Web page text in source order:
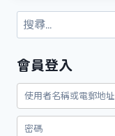
搜
尋
鍵
字:
會員登入